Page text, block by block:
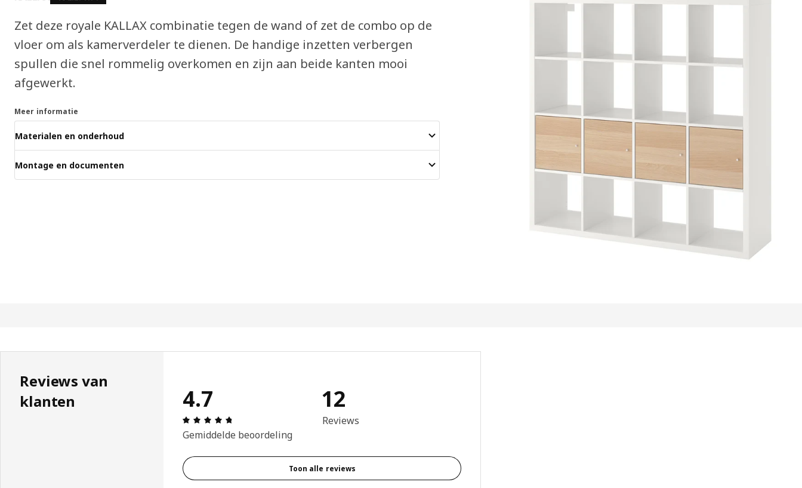
Zet deze royale KALLAX combinatie tegen de wand of zet de combo op de
vloer om als kamerverdeler te dienen. De handige inzetten verbergen
spullen die snel rommelig overkomen en zijn aan beide kanten mooi
afgewerkt.
Meer informatie
Materialen en onderhoud
Montage en documenten
Reviews van
klanten
4.7
Review: 4.7 van 5 sterren. Totaal beoordelingen: 12
Gemiddelde beoordeling
12
Reviews
Toon alle reviews